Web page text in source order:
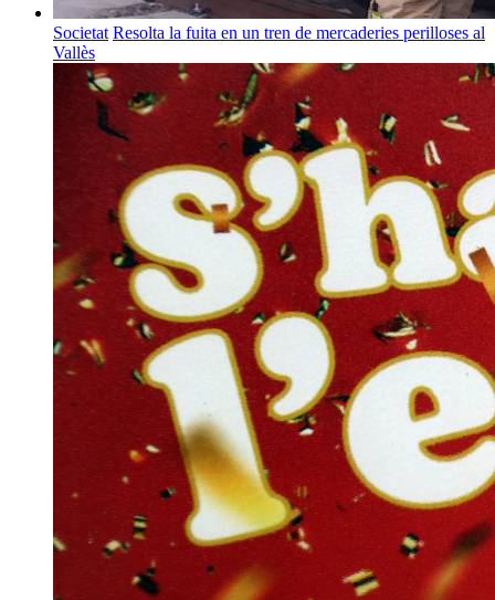
Societat Resolta la fuita en un tren de mercaderies perilloses al
Vallès